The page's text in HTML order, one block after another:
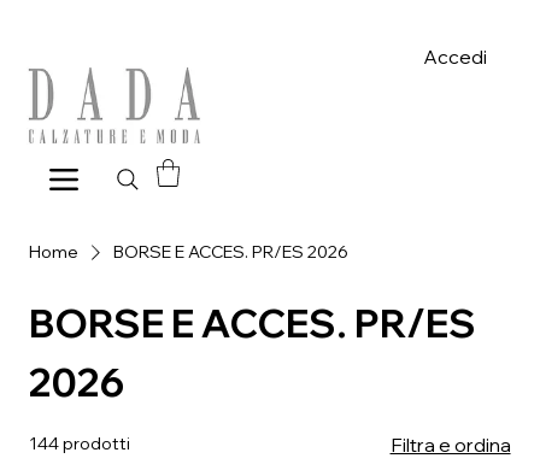
Accedi
Home BORSE E ACCES. PR/ES 2026
BORSE E ACCES. PR/ES
2026
144 prodotti Filtra e ordina